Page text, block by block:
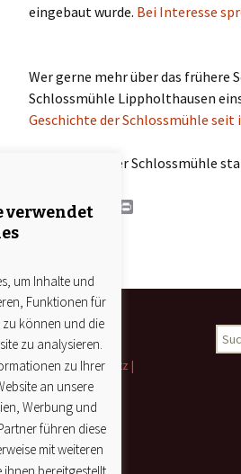
eingebaut wurde. Bei Interesse
Wer gerne mehr über das frühere
Schlossmühle Lippholthausen
Geschichte der Schlossmühle
Wer gerne in der Schlossmühle
F
a
o
o
k
T
w
e
P
i
r
e
s
t
| Datenschutz |
verwendet
um Inhalte und
Funktionen für
können und die
zu analysieren.
zu Ihrer
an unsere
Werbung und
führen diese
mit weiteren
ihnen bereitgestellt